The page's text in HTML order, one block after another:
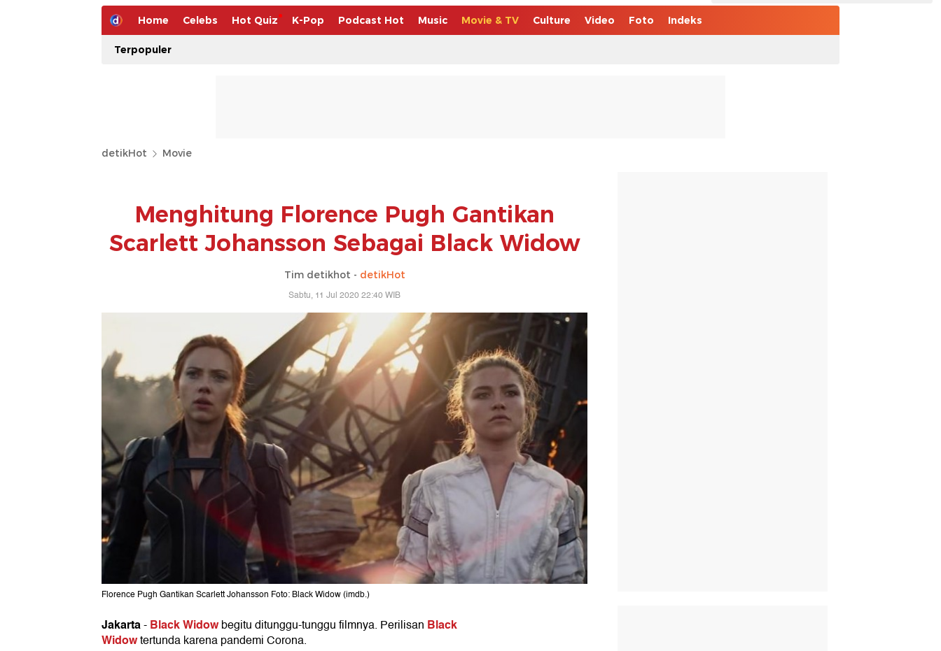
Home Celebs Hot Quiz K-Pop Podcast Hot Music Movie & TV Culture Video Foto Indeks
Terpopuler
detikHot Movie
Menghitung Florence Pugh Gantikan
Scarlett Johansson Sebagai Black Widow
Tim detikhot - detikHot
Sabtu, 11 Jul 2020 22:40 WIB
Florence Pugh Gantikan Scarlett Johansson Foto: Black Widow (imdb.)
Jakarta-Black Widowbegitu ditunggu-tunggu filmnya. Perilisan Black
Widowtertunda karena pandemi Corona.